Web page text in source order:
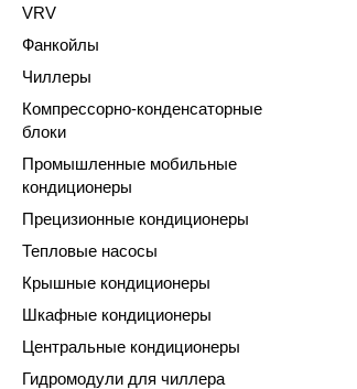
VRV
Фанкойлы
Чиллеры
Компрессорно-конденсаторные
блоки
Промышленные мобильные
кондиционеры
Прецизионные кондиционеры
Тепловые насосы
Крышные кондиционеры
Шкафные кондиционеры
Центральные кондиционеры
Гидромодули для чиллера